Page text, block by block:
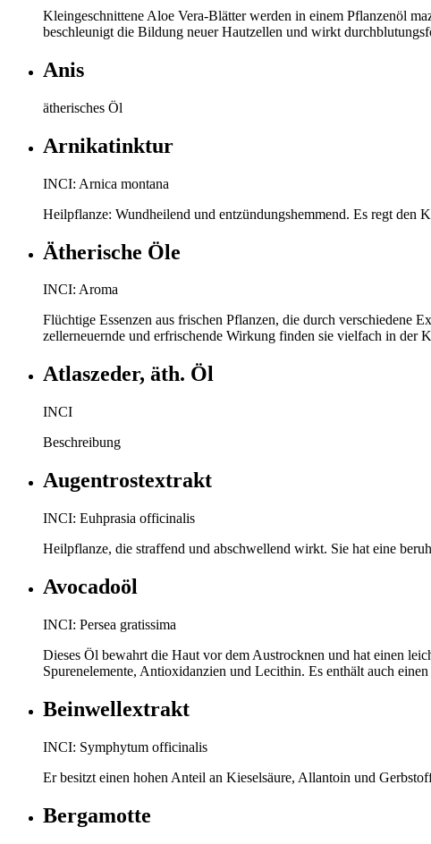
Kleingeschnittene Aloe Vera-Blätter werden in einem Pflanzenöl
beschleunigt die Bildung neuer Hautzellen und wirkt
Anis
ätherisches Öl
Arnikatinktur
INCI: Arnica montana
Heilpflanze: Wundheilend und entzündungshemmend. Es regt den
Ätherische Öle
INCI: Aroma
Flüchtige Essenzen aus frischen Pflanzen, die durch verschiedene
zellerneuernde und erfrischende Wirkung finden sie vielfach in der
Atlaszeder, äth. Öl
INCI
Beschreibung
Augentrostextrakt
INCI: Euhprasia officinalis
Heilpflanze, die straffend und abschwellend wirkt. Sie hat eine
Avocadoöl
INCI: Persea gratissima
Dieses Öl bewahrt die Haut vor dem Austrocknen und hat einen
Spurenelemente, Antioxidanzien und Lecithin. Es enthält auch
Beinwellextrakt
INCI: Symphytum officinalis
Er besitzt einen hohen Anteil an Kieselsäure, Allantoin und
Bergamotte